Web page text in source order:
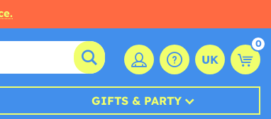
UK
0
GIFTS & PARTY